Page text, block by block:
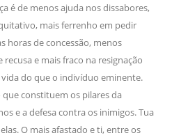
é de menos ajuda nos dissabores,
mais ferrenho em pedir
horas de concessão, menos
e mais fraco na resignação
do que o indivíduo eminente.
constituem os pilares da
e a defesa contra os inimigos. Tua
O mais afastado e ti, entre os